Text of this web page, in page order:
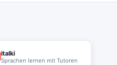
italki
Sprachen lernen mit Tutoren